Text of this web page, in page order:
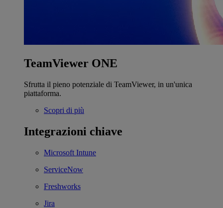
TeamViewer ONE
Sfrutta il pieno potenziale di TeamViewer, in un'unica
piattaforma.
Scopri di più
Integrazioni chiave
Microsoft Intune
ServiceNow
Freshworks
Jira